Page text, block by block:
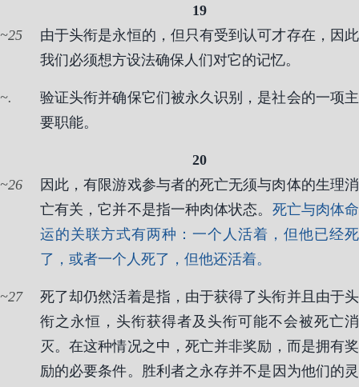
19
25
由于头衔是永恒的，但只有受到认可才存在，因此
我们必须想方设法确保人们对它的记忆。
.
验证头衔并确保它们被永久识别，是社会的一项主
要职能。
20
26
因此，有限游戏参与者的死亡无须与肉体的生理消
亡有关，它并不是指一种肉体状态。 死亡与肉体命
运的关联方式有两种：一个人活着，但他已经死
了，或者一个人死了，但他还活着。
27
死了却仍然活着是指，由于获得了头衔并且由于头
衔之永恒，头衔获得者及头衔可能不会被死亡消
灭。在这种情况之中，死亡并非奖励，而是拥有奖
励的必要条件。胜利者之永存并不是因为他们的灵